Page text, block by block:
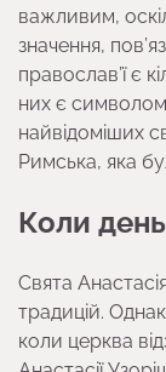
важливим,
значення,
православ’ї є
них є символом
найвідоміших
Римська, яка
Коли день
Свята
традицій.
коли церква